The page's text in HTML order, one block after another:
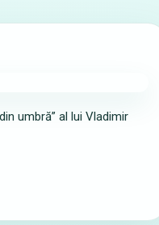
umbră” al lui Vladimir